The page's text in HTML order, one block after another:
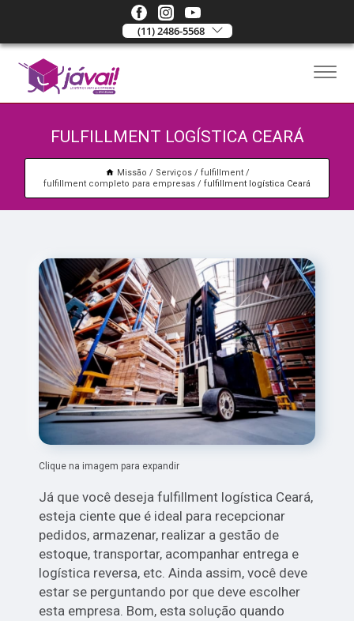
(11) 2486-5568
FULFILLMENT LOGÍSTICA CEARÁ
Missão Serviços
fulfillment
fulfillment completo para empresas
fulfillment logística Ceará
Clique na imagem para expandir
Já que você deseja fulfillment logística Ceará,
esteja ciente que é ideal para recepcionar
pedidos, armazenar, realizar a gestão de
estoque, transportar, acompanhar entrega e
logística reversa, etc. Ainda assim, você deve
estar se perguntando por que deve escolher
esta empresa. Bom, esta solução quando